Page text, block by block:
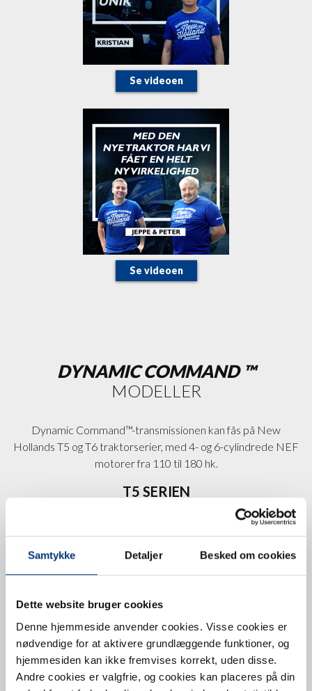
Samtykke Detaljer Besked om cookies
Dette website bruger cookies
Denne hjemmeside anvender cookies. Visse cookies er
nødvendige for at aktivere grundlæggende funktioner, og
hjemmesiden kan ikke fremvises korrekt, uden disse.
Andre cookies er valgfrie, og cookies kan placeres på din
Se videoen
Se videoen
DYNAMIC COMMAND ™
MODELLER
Dynamic Command™-transmissionen kan fås på New
Hollands T5 og T6 traktorserier, med 4- og 6-cylindrede NEF
motorer fra 110 til 180 hk.
T5 SERIEN
Motor NEF45